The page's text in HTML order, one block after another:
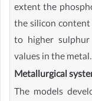
extent the
the silicon
to higher
values in the metal.
Metallurgical
The models